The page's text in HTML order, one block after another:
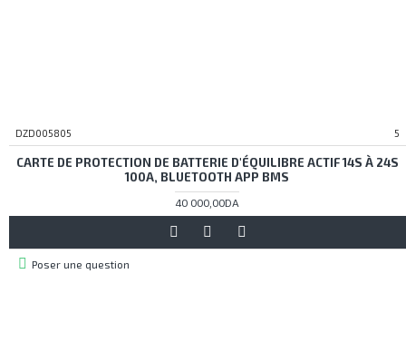
DZD005805 5
CARTE DE PROTECTION DE BATTERIE D'ÉQUILIBRE ACTIF 14S À 24S
100A, BLUETOOTH APP BMS
40 000,00DA
Poser une question